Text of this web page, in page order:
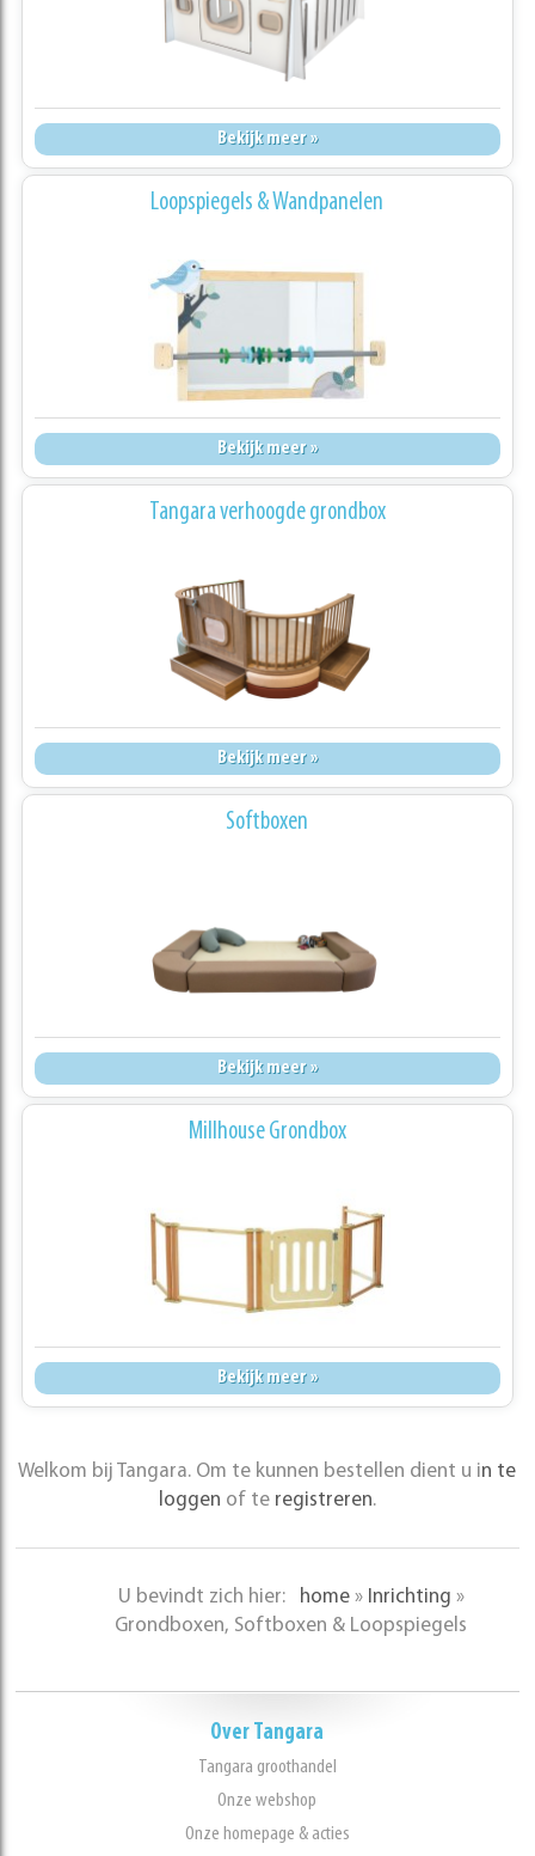
Bekijk meer »
Loopspiegels & Wandpanelen
Bekijk meer »
Tangara verhoogde grondbox
Bekijk meer »
Softboxen
Bekijk meer »
Millhouse Grondbox
Bekijk meer »
Welkom bij Tangara. Om te kunnen bestellen dient u in te
loggen of te registreren.
U bevindt zich hier: home » Inrichting »
Grondboxen, Softboxen & Loopspiegels
Over Tangara
Tangara groothandel
Onze webshop
Onze homepage & acties